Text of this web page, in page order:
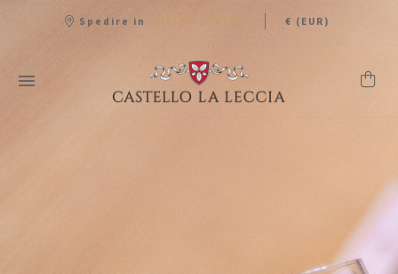
Spedire in UNITED STATES | € (EUR)